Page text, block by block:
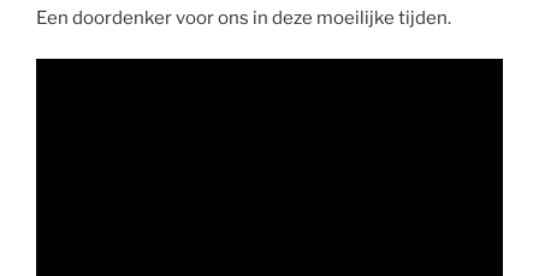
Een doordenker voor ons in deze moeilijke tijden.